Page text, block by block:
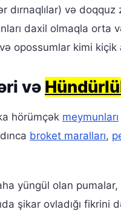
və doqquz
daxil olmaqla orta
opossumlar kimi kiçik
və
hörümçək meymunları
broket maralları,
yüngül olan
şikar ovladığı fikrini